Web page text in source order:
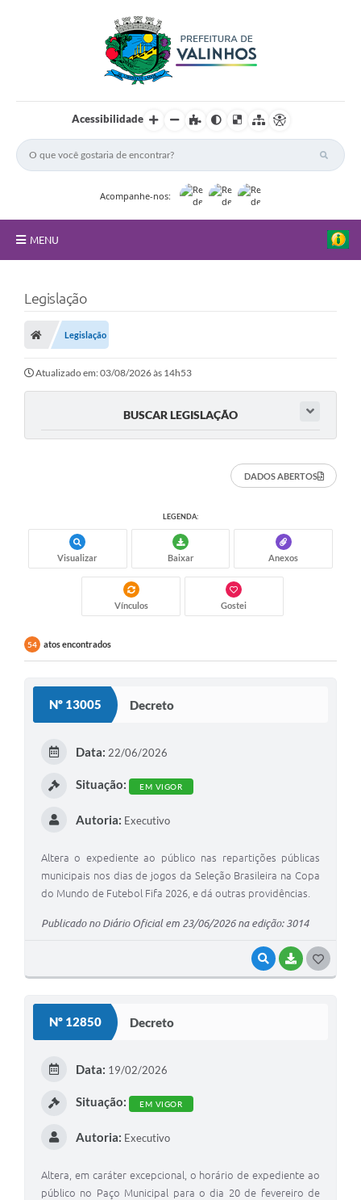
Acessibilidade
Acompanhe-nos:
MENU
Principal
Nossa Cidade
Secretarias
Notícias
Contratação de estagiário - estudante de Direito -
Vagas de emprego no PAT Valinhos
Contratos
Audiências Públicas
Turismo
Galeria de Vídeos
Conselhos Municipais
Projetos
Editais
Telefones Úteis
A Prefeitura
Enquete
Jornal
Legislação
Legislação
Atualizado em: 03/08/2026 às 14h53
BUSCAR LEGISLAÇÃO
DADOS ABERTOS
LEGENDA:
Visualizar Baixar Anexos
Vínculos Gostei
54 atos encontrados
Nº 13005 Decreto
VISUALIZAR
BAIXAR
Data: 22/06/2026
Situação: EM VIGOR
Autoria: Executivo
Altera o expediente ao público nas repartições públicas
municipais nos dias de jogos da Seleção Brasileira na Copa
do Mundo de Futebol Fifa 2026, e dá outras providências.
Publicado no Diário Oficial em 23/06/2026 na edição: 3014
Nº 12850 Decreto
Data: 19/02/2026
Situação: EM VIGOR
Autoria: Executivo
Altera, em caráter excepcional, o horário de expediente ao
público no Paço Municipal para o dia 20 de fevereiro de